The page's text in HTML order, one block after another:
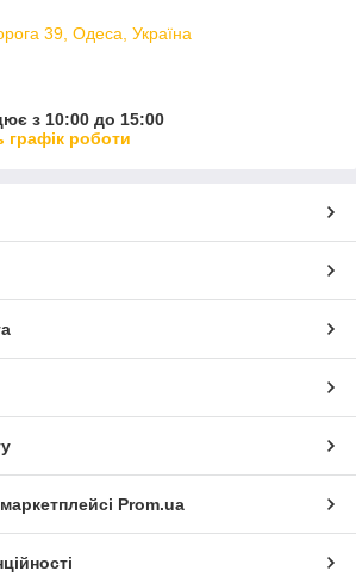
39, Одеса, Україна
з 10:00 до 15:00
графік роботи
Prom.ua